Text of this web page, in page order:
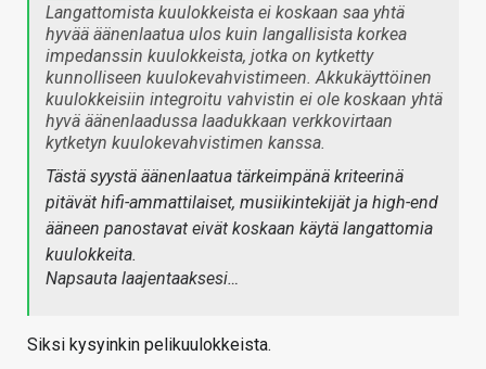
Langattomista kuulokkeista ei koskaan saa yhtä
hyvää äänenlaatua ulos kuin langallisista korkea
impedanssin kuulokkeista, jotka on kytketty
kunnolliseen kuulokevahvistimeen. Akkukäyttöinen
kuulokkeisiin integroitu vahvistin ei ole koskaan yhtä
hyvä äänenlaadussa laadukkaan verkkovirtaan
kytketyn kuulokevahvistimen kanssa.
Tästä syystä äänenlaatua tärkeimpänä kriteerinä
pitävät hifi-ammattilaiset, musiikintekijät ja high-end
ääneen panostavat eivät koskaan käytä langattomia
kuulokkeita.
Napsauta laajentaaksesi…
Siksi kysyinkin pelikuulokkeista.